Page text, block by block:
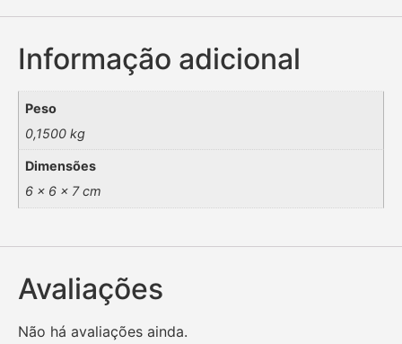
Informação adicional
Peso
0,1500 kg
Dimensões
6 × 6 × 7 cm
Avaliações
Não há avaliações ainda.